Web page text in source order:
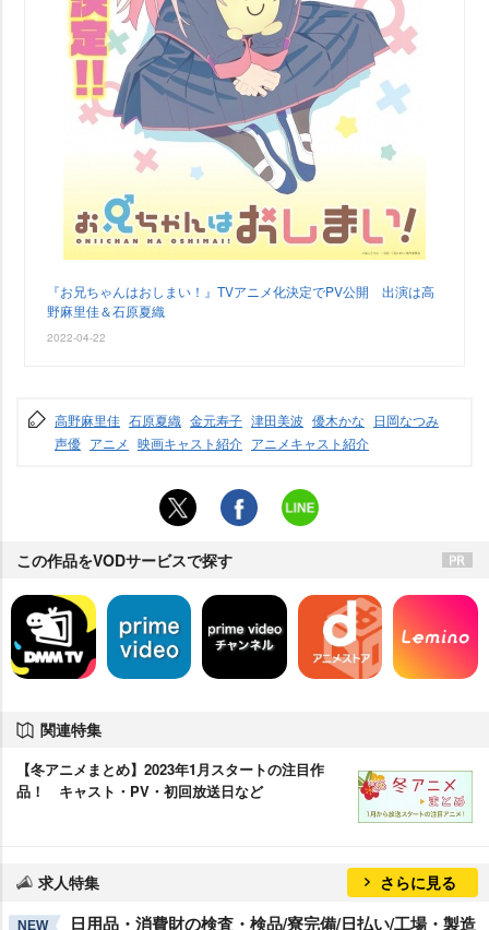
『お兄ちゃんはおしまい！』TVアニメ化決定でPV公開 出演は高
野麻里佳＆石原夏織
2022-04-22
高野麻里佳 石原夏織 金元寿子 津田美波 優木かな
日岡なつみ
声優 アニメ 映画キャスト紹介 アニメキャスト紹介
この作品をVODサービスで探す
関連特集
【冬アニメまとめ】2023年1月スタートの注目作
品！ キャスト・PV・初回放送日など
求人特集 さらに見る
NEW 日用品・消費財の検査・検品/寮完備/日払い/工場・製造